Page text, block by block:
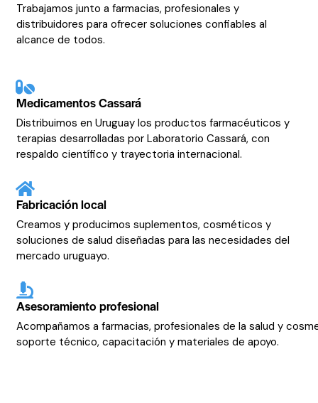
Trabajamos junto a farmacias, profesionales y
distribuidores para ofrecer soluciones confiables al
alcance de todos.
Medicamentos Cassará
Distribuimos en Uruguay los productos farmacéuticos y
terapias desarrolladas por Laboratorio Cassará, con
respaldo científico y trayectoria internacional.
Fabricación local
Creamos y producimos suplementos, cosméticos y
soluciones de salud diseñadas para las necesidades del
mercado uruguayo.
Asesoramiento profesional
Acompañamos a farmacias, profesionales de la salud y
soporte técnico, capacitación y materiales de apoyo.